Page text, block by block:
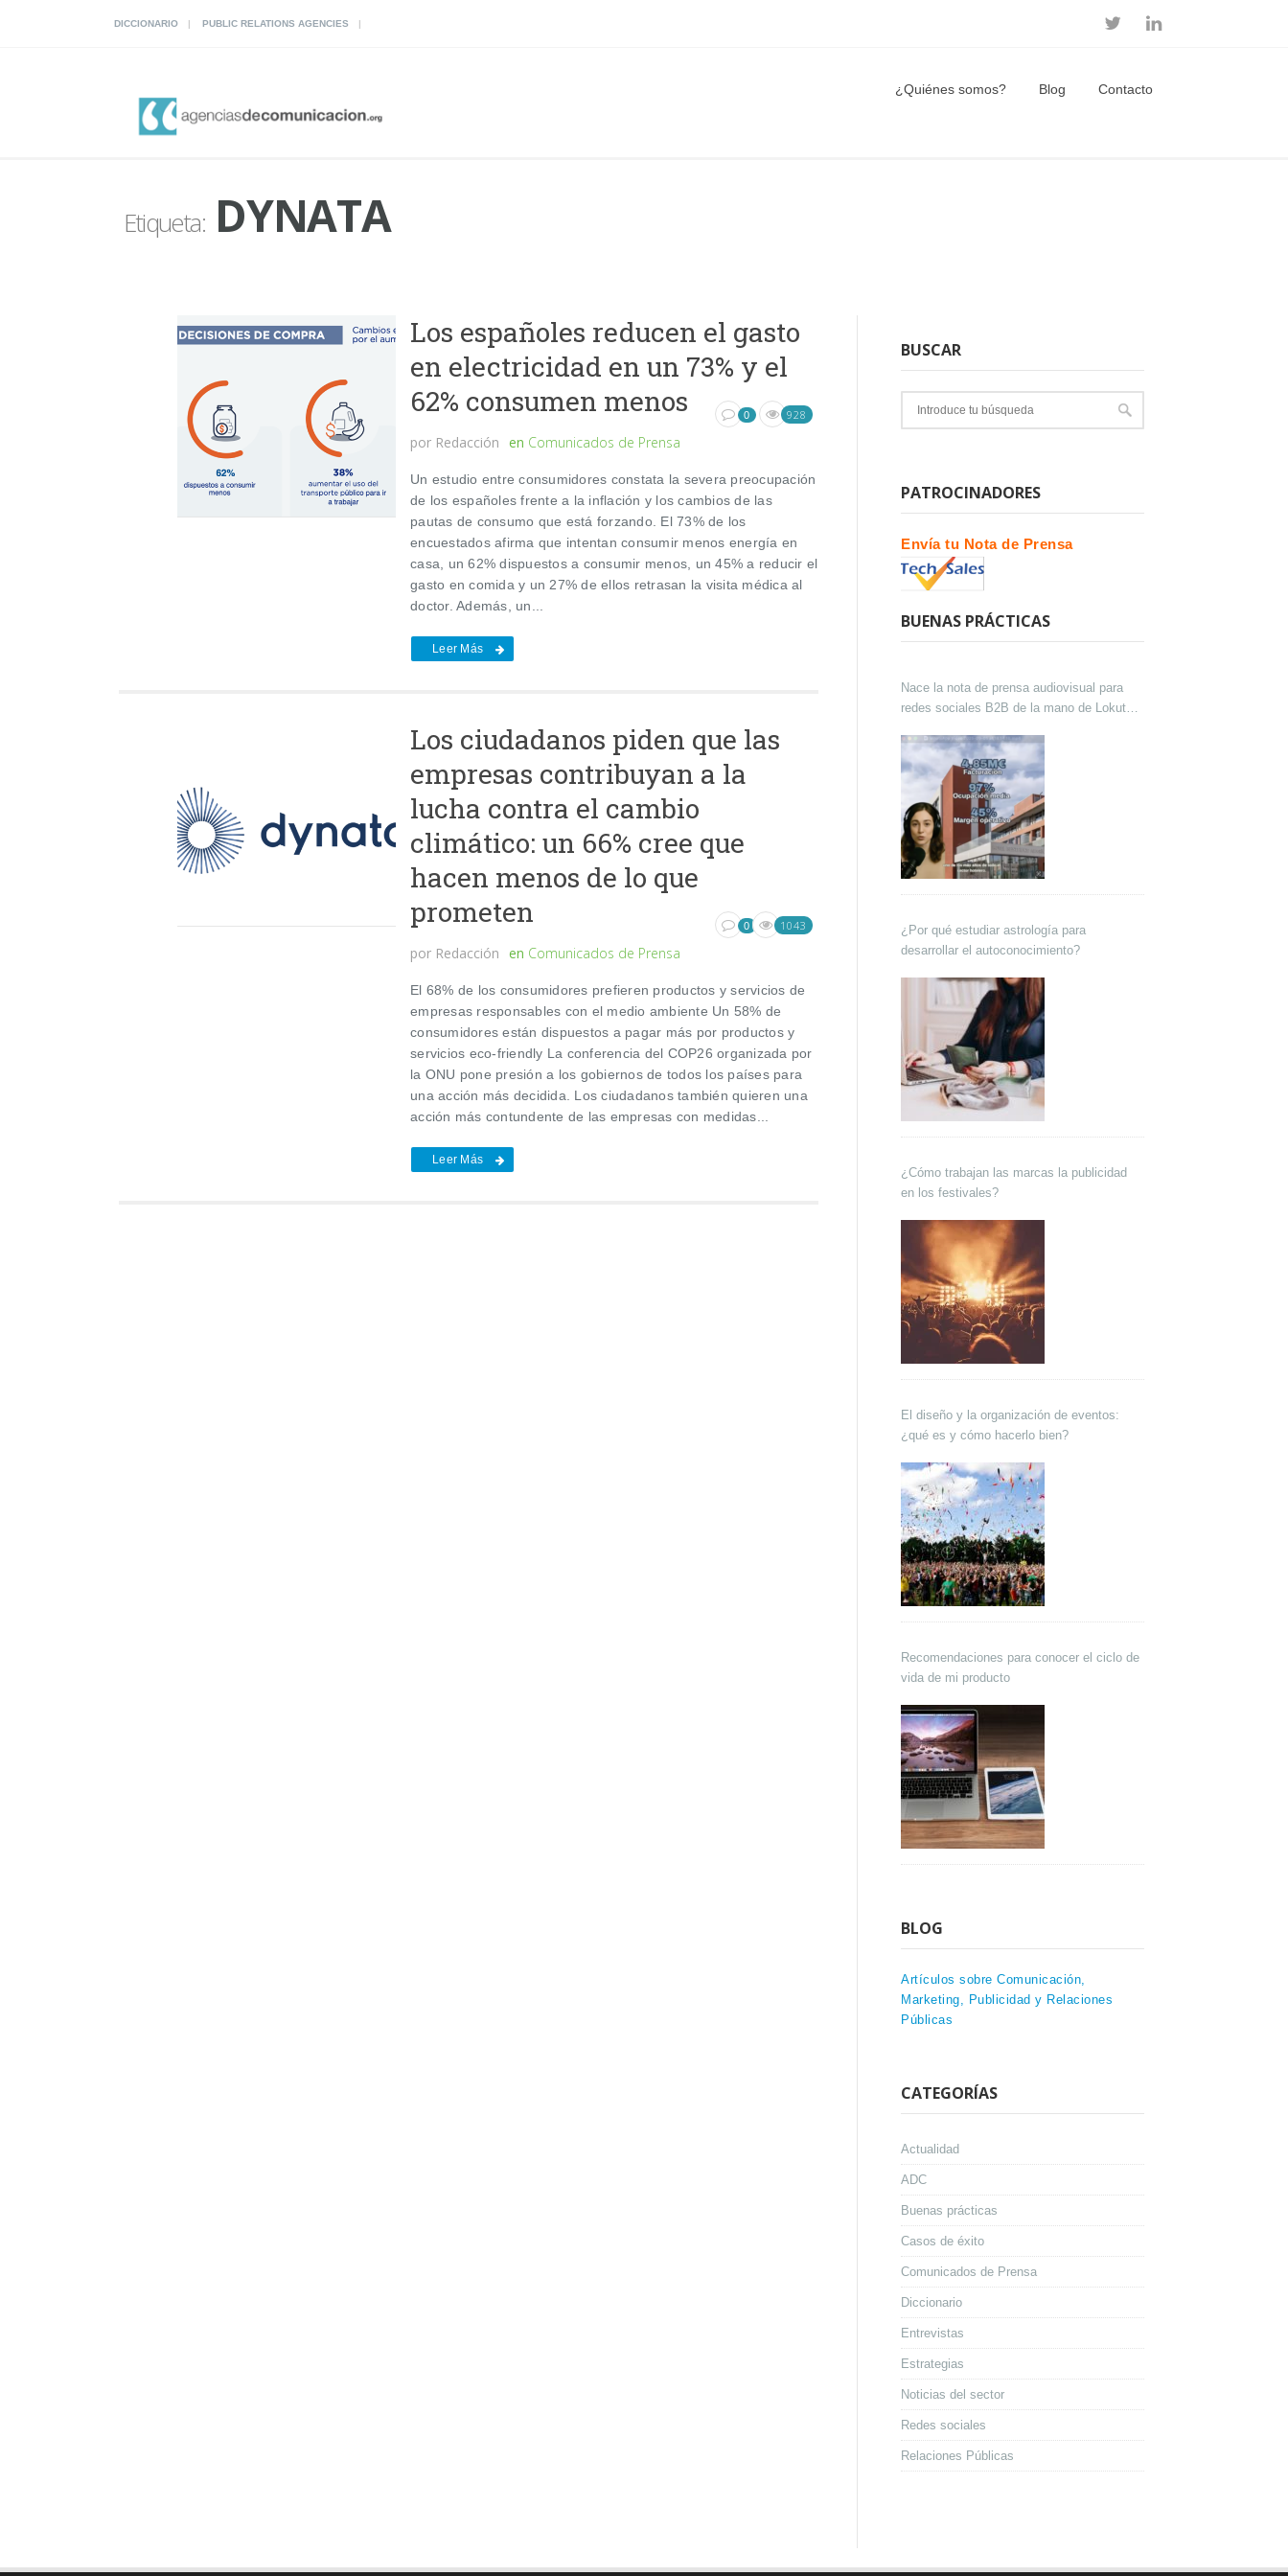
DICCIONARIO PUBLIC RELATIONS AGENCIES
¿Quiénes somos? Blog Contacto
Etiqueta:DYNATA
Los españoles reducen el gasto
en electricidad en un 73% y el
62% consumen menos
por Redacción en Comunicados de Prensa
0 928
Un estudio entre consumidores constata la severa preocupación
de los españoles frente a la inflación y los cambios de las
pautas de consumo que está forzando. El 73% de los
encuestados afirma que intentan consumir menos energía en
casa, un 62% dispuestos a consumir menos, un 45% a reducir el
gasto en comida y un 27% de ellos retrasan la visita médica al
doctor. Además, un...
Leer Más
Los ciudadanos piden que las
empresas contribuyan a la
lucha contra el cambio
climático: un 66% cree que
hacen menos de lo que
prometen
por Redacción en Comunicados de Prensa
0 1043
El 68% de los consumidores prefieren productos y servicios de
empresas responsables con el medio ambiente Un 58% de
consumidores están dispuestos a pagar más por productos y
servicios eco-friendly La conferencia del COP26 organizada por
la ONU pone presión a los gobiernos de todos los países para
una acción más decidida. Los ciudadanos también quieren una
acción más contundente de las empresas con medidas...
Leer Más
BUSCAR
PATROCINADORES
Envía tu Nota de Prensa
BUENAS PRÁCTICAS
Nace la nota de prensa audiovisual para
redes sociales B2B de la mano de Lokutor
¿Por qué estudiar astrología para
desarrollar el autoconocimiento?
¿Cómo trabajan las marcas la publicidad
en los festivales?
El diseño y la organización de eventos:
¿qué es y cómo hacerlo bien?
Recomendaciones para conocer el ciclo de
vida de mi producto
BLOG
Artículos sobre Comunicación,
Marketing, Publicidad y Relaciones
Públicas
CATEGORÍAS
Actualidad
ADC
Buenas prácticas
Casos de éxito
Comunicados de Prensa
Diccionario
Entrevistas
Estrategias
Noticias del sector
Redes sociales
Relaciones Públicas